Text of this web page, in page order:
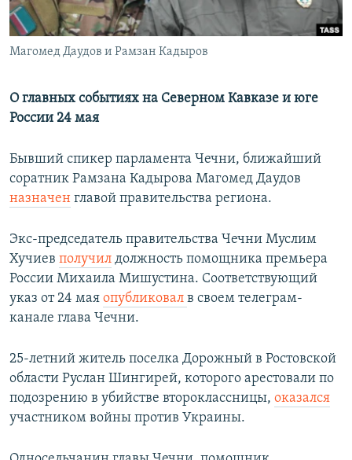
Все сайты РСЕ/РС
Магомед Даудов и Рамзан Кадыров
О главных событиях на Северном Кавказе и юге
России 24 мая
Бывший спикер парламента Чечни, ближайший
соратник Рамзана Кадырова Магомед Даудов
назначен главой правительства региона.
Экс-председатель правительства Чечни Муслим
Хучиев получил должность помощника премьера
России Михаила Мишустина. Соответствующий
указ от 24 мая опубликовал в своем телеграм-
канале глава Чечни.
25-летний житель поселка Дорожный в Ростовской
области Руслан Шингирей, которого арестовали по
подозрению в убийстве второклассницы, оказался
участником войны против Украины.